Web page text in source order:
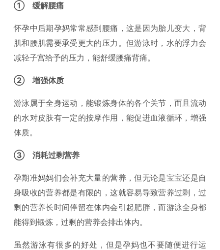
① 缓解腰痛
怀孕中后期孕妈常常感到腰痛，这是因为胎儿变大，背
肌和腰肌需要承受更大的压力。但游泳时，水的浮力会
减轻子宫给予的压力，能舒缓腰痛背痛。
② 增强体质
游泳属于全身运动，能锻炼身体的各个关节，而且流动
的水对皮肤有一定的按摩作用，能促进血液循环，增强
体质。
③ 消耗过剩营养
孕期准妈妈们会补充大量的营养，但无论是宝宝还是自
身吸收的营养都是有限的，这就容易导致营养过剩，过
剩的营养长时间停留在体内会引起肥胖，而游泳全身都
能得到锻炼，过剩的营养会排出体内。
虽然游泳有很多的好处，但是孕妈也不要随便进行运